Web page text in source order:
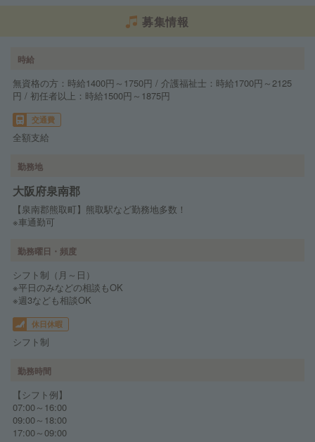
募集情報
時給
無資格の方：時給1400円～1750円 / 介護福祉士：時給1700円～2125
円 / 初任者以上：時給1500円～1875円
交通費
全額支給
勤務地
大阪府泉南郡
【泉南郡熊取町】熊取駅など勤務地多数！
※車通勤可
勤務曜日・頻度
シフト制（月～日）
※平日のみなどの相談もOK
※週3なども相談OK
休日休暇
シフト制
勤務時間
【シフト例】
07:00～16:00
09:00～18:00
17:00～09:00